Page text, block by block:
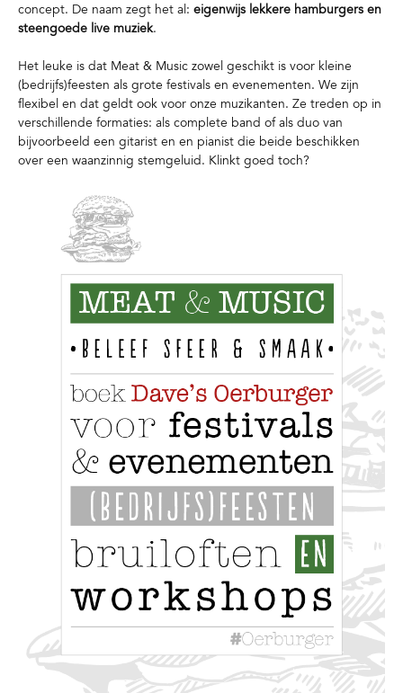
concept. De naam zegt het al: eigenwijs lekkere hamburgers en
steengoede live muziek.
Het leuke is dat Meat & Music zowel geschikt is voor kleine
(bedrijfs)feesten als grote festivals en evenementen. We zijn
flexibel en dat geldt ook voor onze muzikanten. Ze treden op in
verschillende formaties: als complete band of als duo van
bijvoorbeeld een gitarist en en pianist die beide beschikken
over een waanzinnig stemgeluid. Klinkt goed toch?